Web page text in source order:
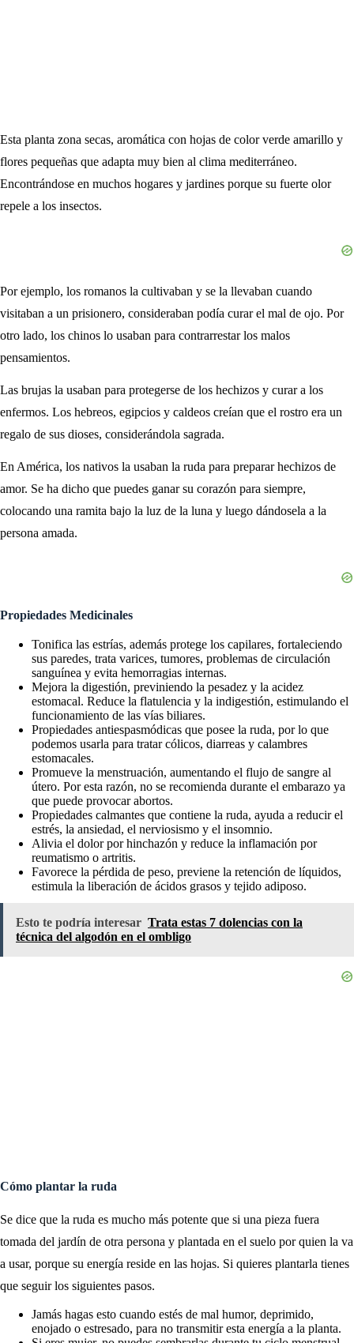
Esta planta zona secas, aromática con hojas de color verde amarillo y
flores pequeñas que adapta muy bien al clima mediterráneo.
Encontrándose en muchos hogares y jardines porque su fuerte olor
repele a los insectos.
Por ejemplo, los romanos la cultivaban y se la llevaban cuando
visitaban a un prisionero, consideraban podía curar el mal de ojo. Por
otro lado, los chinos lo usaban para contrarrestar los malos
pensamientos.
Las brujas la usaban para protegerse de los hechizos y curar a los
enfermos. Los hebreos, egipcios y caldeos creían que el rostro era un
regalo de sus dioses, considerándola sagrada.
En América, los nativos la usaban la ruda para preparar hechizos de
amor. Se ha dicho que puedes ganar su corazón para siempre,
colocando una ramita bajo la luz de la luna y luego dándosela a la
persona amada.
Propiedades Medicinales
Tonifica las estrías, además protege los capilares, fortaleciendo
sus paredes, trata varices, tumores, problemas de circulación
sanguínea y evita hemorragias internas.
Mejora la digestión, previniendo la pesadez y la acidez
estomacal. Reduce la flatulencia y la indigestión, estimulando el
funcionamiento de las vías biliares.
Propiedades antiespasmódicas que posee la ruda, por lo que
podemos usarla para tratar cólicos, diarreas y calambres
estomacales.
Promueve la menstruación, aumentando el flujo de sangre al
útero. Por esta razón, no se recomienda durante el embarazo ya
que puede provocar abortos.
Propiedades calmantes que contiene la ruda, ayuda a reducir el
estrés, la ansiedad, el nerviosismo y el insomnio.
Alivia el dolor por hinchazón y reduce la inflamación por
reumatismo o artritis.
Favorece la pérdida de peso, previene la retención de líquidos,
estimula la liberación de ácidos grasos y tejido adiposo.
Esto te podría interesar Trata estas 7 dolencias con la
técnica del algodón en el ombligo
Cómo plantar la ruda
Se dice que la ruda es mucho más potente que si una pieza fuera
tomada del jardín de otra persona y plantada en el suelo por quien la va
a usar, porque su energía reside en las hojas. Si quieres plantarla tienes
que seguir los siguientes pasos.
Jamás hagas esto cuando estés de mal humor, deprimido,
enojado o estresado, para no transmitir esta energía a la planta.